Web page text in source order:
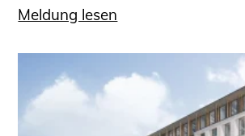
Bauherren-ABC
Projekte für Schülerinnen und
START.ING. Das Studierenden
Meldung lesen